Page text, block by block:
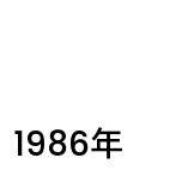
1986年